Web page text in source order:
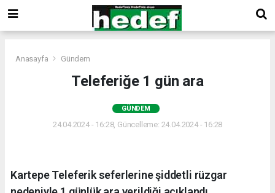
Anasayfa Gündem
Teleferiğe 1 gün ara
GÜNDEM
24.04.2024 - 16:28, Güncelleme: 24.04.2024 - 16:28
Kartepe Teleferik seferlerine şiddetli rüzgar